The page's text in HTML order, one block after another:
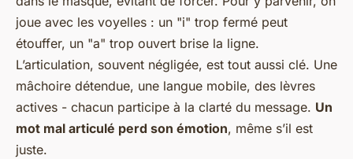
joue avec les voyelles : un "i" trop fermé peut
étouffer, un "a" trop ouvert brise la ligne.
L’articulation, souvent négligée, est tout aussi clé. Une
mâchoire détendue, une langue mobile, des lèvres
actives - chacun participe à la clarté du message. Un
mot mal articulé perd son émotion, même s’il est
juste.